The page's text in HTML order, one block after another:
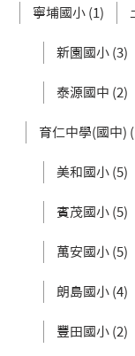
寧埔國小 (1)
新園國小 (3)
泰源國中 (2)
育仁中學(國中)
美和國小 (5)
賓茂國小 (5)
萬安國小 (5)
朗島國小 (4)
豐田國小 (2)